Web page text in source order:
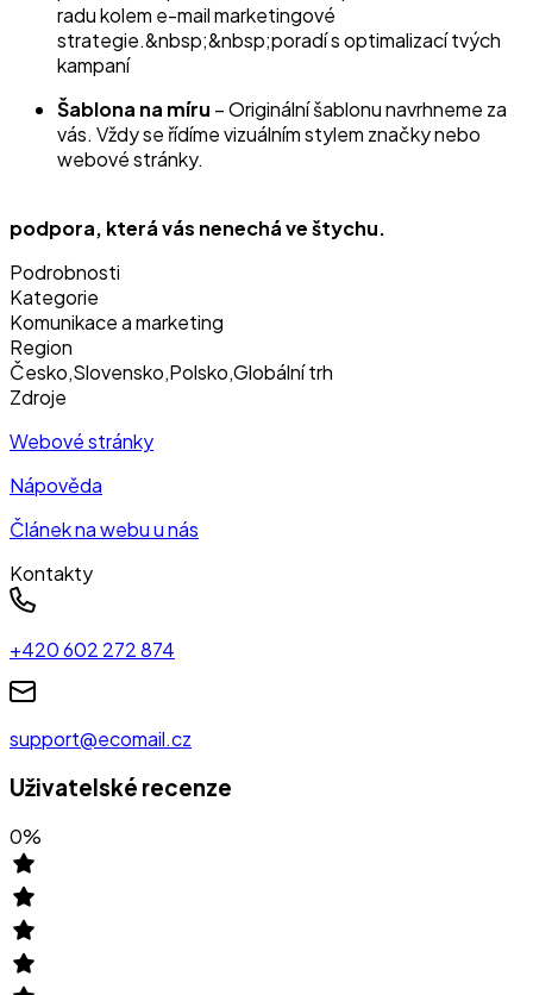
radu kolem e-mail marketingové
strategie.&nbsp;&nbsp;poradí s optimalizací tvých
kampaní
Šablona na míru – Originální šablonu navrhneme za
vás. Vždy se řídíme vizuálním stylem značky nebo
webové stránky.
podpora, která vás nenechá ve štychu.
Podrobnosti
Kategorie
Komunikace a marketing
Region
Česko,Slovensko,Polsko,Globální trh
Zdroje
Webové stránky
Nápověda
Článek na webu u nás
Kontakty
+420 602 272 874
support@ecomail.cz
Uživatelské recenze
0%